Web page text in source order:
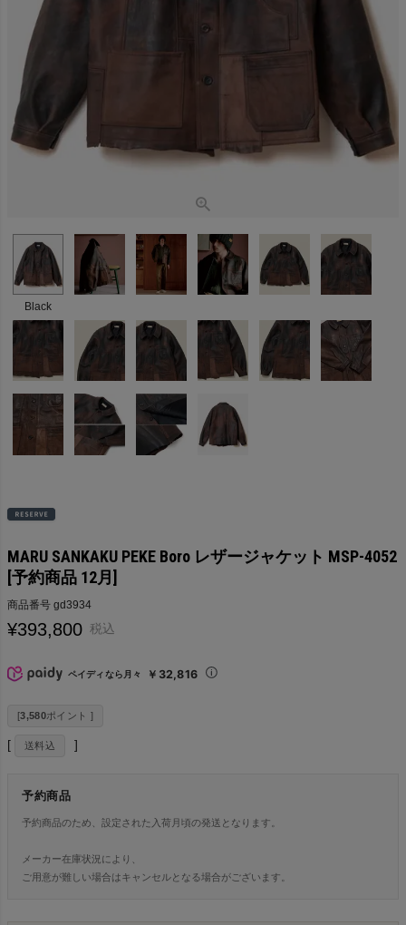
Black
MARU SANKAKU PEKE Boro レザージャケット MSP-4052
[予約商品 12月]
商品番号 gd3934
¥393,800 税込
ペイディなら月々 ￥32,816
[3,580ポイント ]
送料込
予約商品
予約商品のため、設定された入荷月頃の発送となります。
メーカー在庫状況により、
ご用意が難しい場合はキャンセルとなる場合がございます。